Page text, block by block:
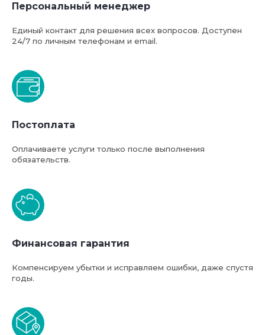
Персональный менеджер
Единый контакт для решения всех вопросов. Доступен
24/7 по личным телефонам и email.
Постоплата
Оплачиваете услуги только после выполнения
обязательств.
Финансовая гарантия
Компенсируем убытки и исправляем ошибки, даже спустя
годы.
Базовая стоимость услуг
компании ФТС-Сервис